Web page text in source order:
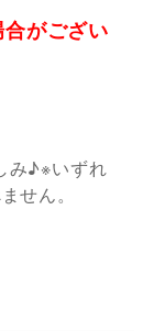
合がござい
み♪※いずれ
せん。